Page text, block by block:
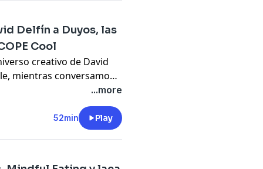
Delfín a Duyos, las
Cool
creativo de David
mientras conversamos
Además, analizamos
IMCAS, que anticipa
Y, en plena
con Cristina de
...more
52min Play